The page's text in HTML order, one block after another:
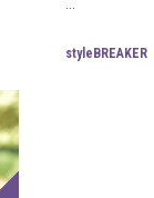
styleBREAKER